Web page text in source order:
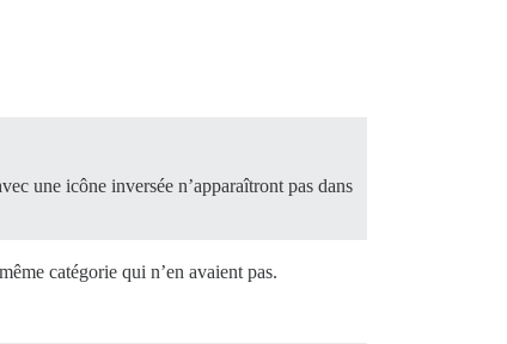
une icône inversée n’apparaîtront pas dans
catégorie qui n’en avaient pas.